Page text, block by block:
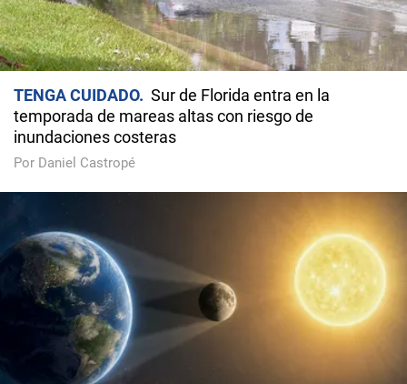
TENGA CUIDADO
Sur de Florida entra en la
temporada de mareas altas con riesgo de
inundaciones costeras
Por Daniel Castropé